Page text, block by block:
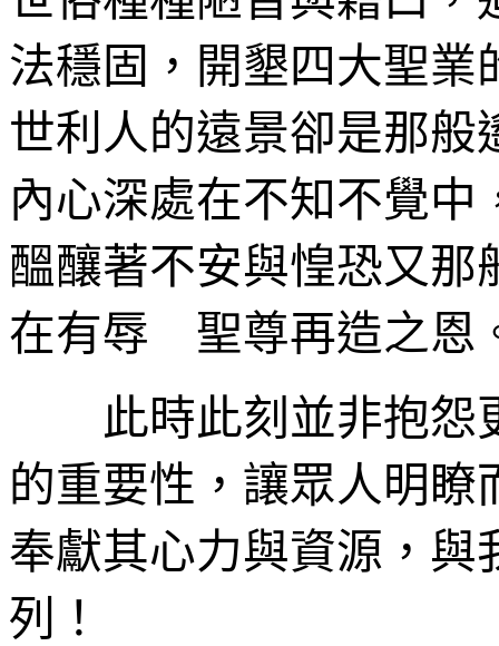
法穩固，開墾四大聖業
世利人的遠景卻是那般
內心深處在不知不覺
醞釀著不安與惶恐又
在有辱 聖尊再造之恩
此時此刻並非抱怨
的重要性，讓眾人明
奉獻其心力與資源，與
列！